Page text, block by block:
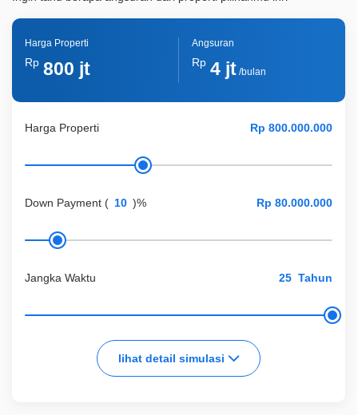
Harga Properti
Down Payment ( )%
Jangka Waktu Tahun
lihat detail simulasi
Harga Properti
Rp 800 jt
Angsuran
Rp 4 jt/bulan